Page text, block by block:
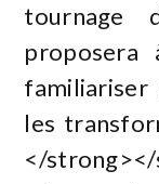
tournage
proposera
les
</strong></